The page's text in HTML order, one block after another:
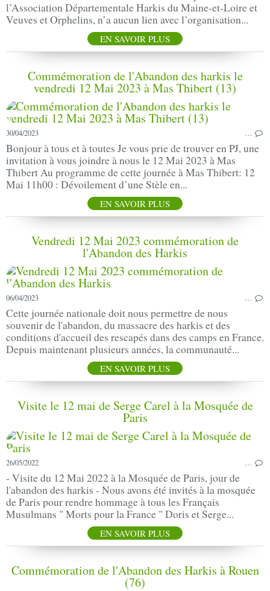
l’Association Départementale Harkis du Maine-et-Loire et
Veuves et Orphelins, n’a aucun lien avec l’organisation...
EN SAVOIR PLUS
Commémoration de l'Abandon des harkis le
vendredi 12 Mai 2023 à Mas Thibert (13)
30/04/2023 …
Bonjour à tous et à toutes Je vous prie de trouver en PJ, une
invitation à vous joindre à nous le 12 Mai 2023 à Mas
Thibert Au programme de cette journée à Mas Thibert: 12
Mai 11h00 : Dévoilement d’une Stèle en...
EN SAVOIR PLUS
Vendredi 12 Mai 2023 commémoration de
l'Abandon des Harkis
06/04/2023 …
Cette journée nationale doit nous permettre de nous
souvenir de l'abandon, du massacre des harkis et des
conditions d'accueil des rescapés dans des camps en France.
Depuis maintenant plusieurs années, la communauté...
EN SAVOIR PLUS
Visite le 12 mai de Serge Carel à la Mosquée de
Paris
26/05/2022 …
- Visite du 12 Mai 2022 à la Mosquée de Paris, jour de
l'abandon des harkis - Nous avons été invités à la mosquée
de Paris pour rendre hommage à tous les Français
Musulmans " Morts pour la France " Doris et Serge...
EN SAVOIR PLUS
Commémoration de l'Abandon des Harkis à Rouen
(76)